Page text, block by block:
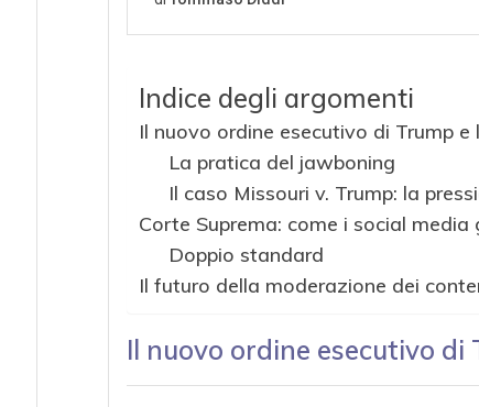
Indice degli argomenti
Il nuovo ordine esecutivo di Trump
La pratica del jawboning
Il caso Missouri v. Trump: la
Corte Suprema: come i social
Doppio standard
Il futuro della moderazione dei
Il nuovo ordine esecutivo di